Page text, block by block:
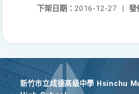
發
下架日期： 2016-12-27
|
新竹巿立成德高級中學 Hsinchu